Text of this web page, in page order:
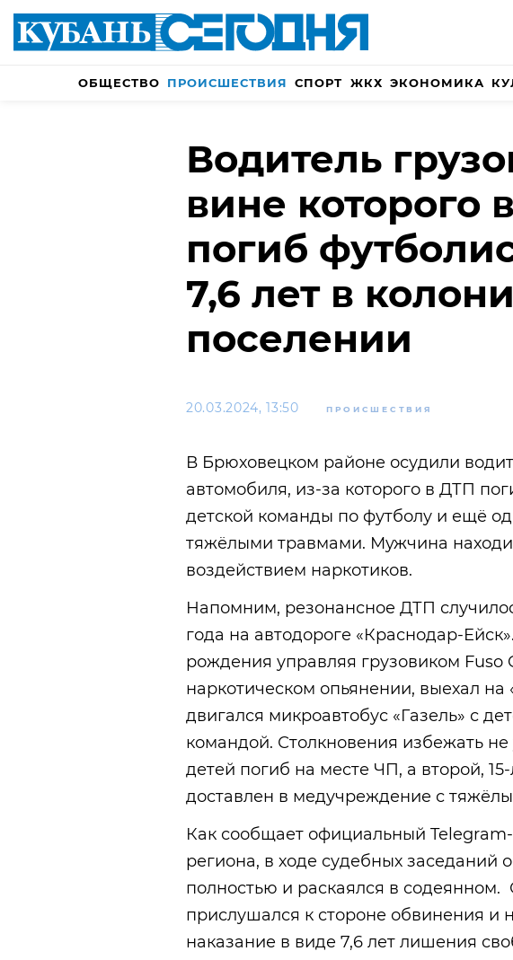
ОБЩЕСТВО ПРОИСШЕСТВИЯ СПОРТ ЖКХ ЭКОНОМИКА
Водитель
вине которого
погиб
7,6 лет в
поселении
20.03.2024, 13:50 ПРОИСШЕСТВИЯ
В Брюховецком районе осудили
автомобиля, из-за которого в ДТП
детской команды по футболу и ещё
тяжёлыми травмами. Мужчина
воздействием наркотиков.
Напомним, резонансное ДТП
года на автодороге «Краснодар-
рождения управляя грузовиком Fuso
наркотическом опьянении, выехал на
двигался микроавтобус «Газель» с
командой. Столкновения избежать не
детей погиб на месте ЧП, а второй,
доставлен в медучреждение с
Как сообщает официальный
региона, в ходе судебных
полностью и раскаялся в содеянном.
прислушался к стороне обвинения и
наказание в виде 7,6 лет лишения